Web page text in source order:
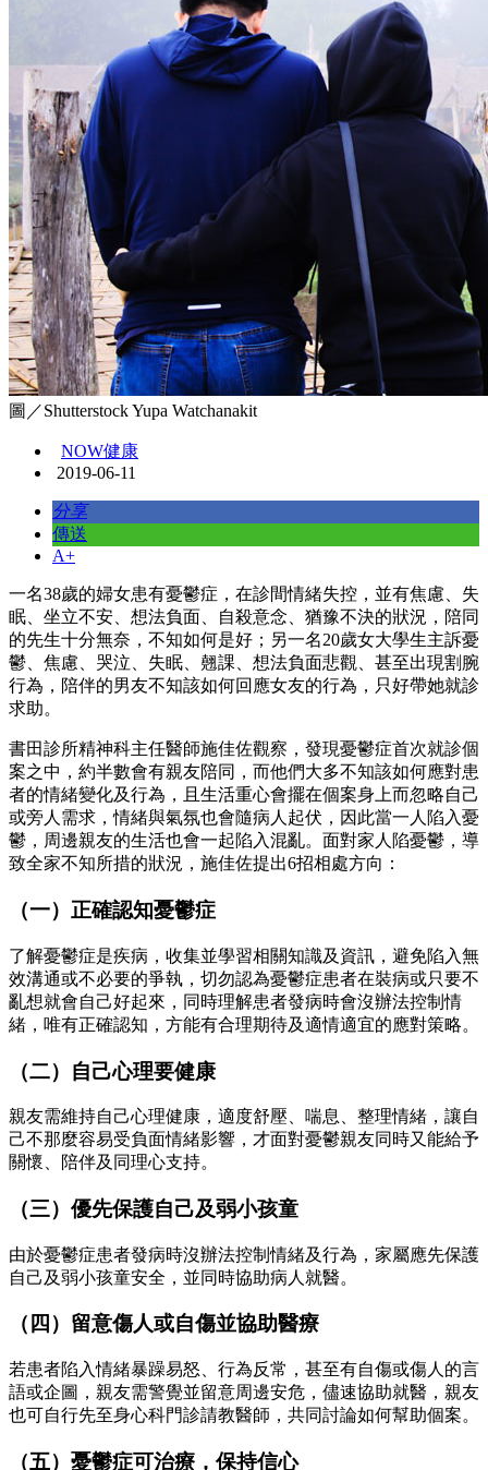
圖／Shutterstock Yupa Watchanakit
NOW健康
2019-06-11
分享
傳送
A+
一名38歲的婦女患有憂鬱症，在診間情緒失控，並有焦慮、失
眠、坐立不安、想法負面、自殺意念、猶豫不決的狀況，陪同
的先生十分無奈，不知如何是好；另一名20歲女大學生主訴憂
鬱、焦慮、哭泣、失眠、翹課、想法負面悲觀、甚至出現割腕
行為，陪伴的男友不知該如何回應女友的行為，只好帶她就診
求助。
書田診所精神科主任醫師施佳佐觀察，發現憂鬱症首次就診個
案之中，約半數會有親友陪同，而他們大多不知該如何應對患
者的情緒變化及行為，且生活重心會擺在個案身上而忽略自己
或旁人需求，情緒與氣氛也會隨病人起伏，因此當一人陷入憂
鬱，周邊親友的生活也會一起陷入混亂。面對家人陷憂鬱，導
致全家不知所措的狀況，施佳佐提出6招相處方向：
（一）正確認知憂鬱症
了解憂鬱症是疾病，收集並學習相關知識及資訊，避免陷入無
效溝通或不必要的爭執，切勿認為憂鬱症患者在裝病或只要不
亂想就會自己好起來，同時理解患者發病時會沒辦法控制情
緒，唯有正確認知，方能有合理期待及適情適宜的應對策略。
（二）自己心理要健康
親友需維持自己心理健康，適度舒壓、喘息、整理情緒，讓自
己不那麼容易受負面情緒影響，才面對憂鬱親友同時又能給予
關懷、陪伴及同理心支持。
（三）優先保護自己及弱小孩童
由於憂鬱症患者發病時沒辦法控制情緒及行為，家屬應先保護
自己及弱小孩童安全，並同時協助病人就醫。
（四）留意傷人或自傷並協助醫療
若患者陷入情緒暴躁易怒、行為反常，甚至有自傷或傷人的言
語或企圖，親友需警覺並留意周邊安危，儘速協助就醫，親友
也可自行先至身心科門診請教醫師，共同討論如何幫助個案。
（五）憂鬱症可治療，保持信心